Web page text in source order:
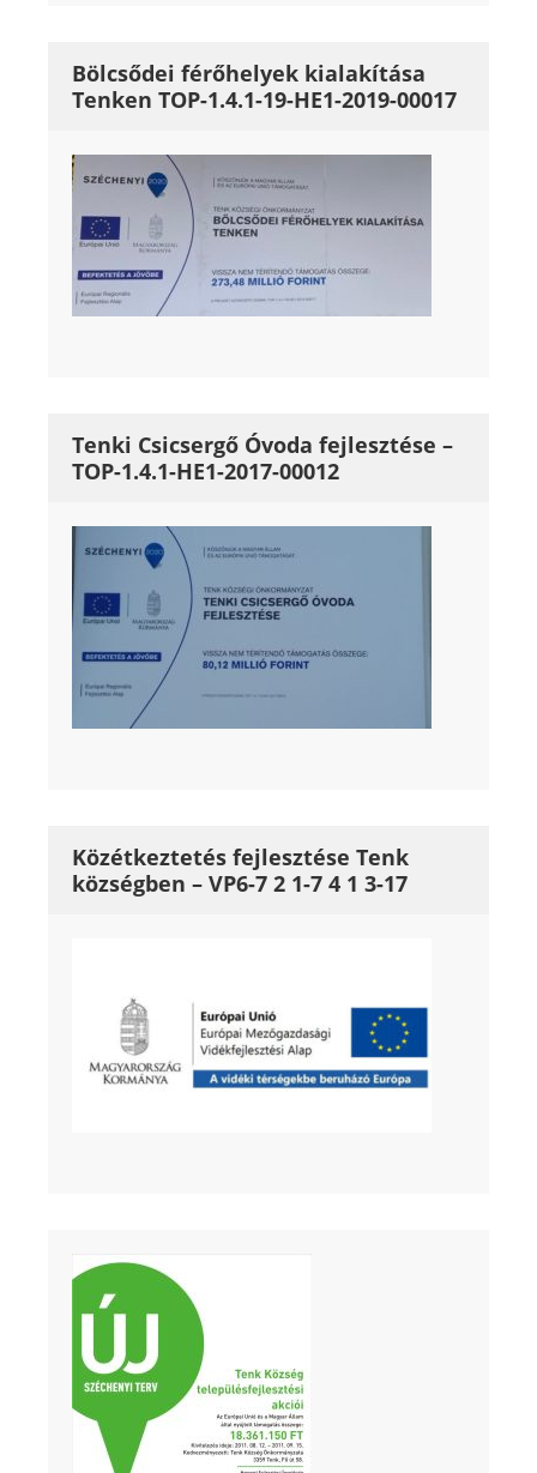
Bölcsődei férőhelyek kialakítása
Tenken TOP-1.4.1-19-HE1-2019-00017
Tenki Csicsergő Óvoda fejlesztése –
TOP-1.4.1-HE1-2017-00012
Közétkeztetés fejlesztése Tenk
községben – VP6-7 2 1-7 4 1 3-17